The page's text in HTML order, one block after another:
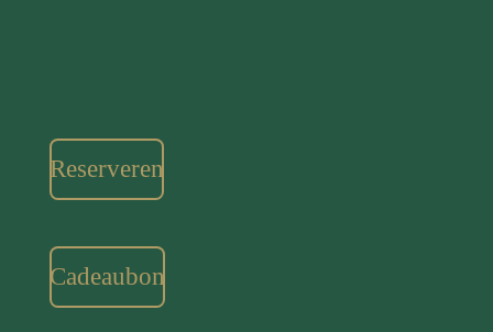
Reserveren
Cadeaubon